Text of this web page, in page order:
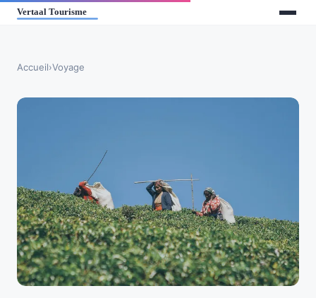
Accueil›Voyage